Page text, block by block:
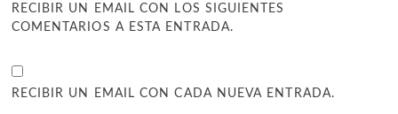
RECIBIR UN EMAIL CON LOS SIGUIENTES
COMENTARIOS A ESTA ENTRADA.
RECIBIR UN EMAIL CON CADA NUEVA ENTRADA.